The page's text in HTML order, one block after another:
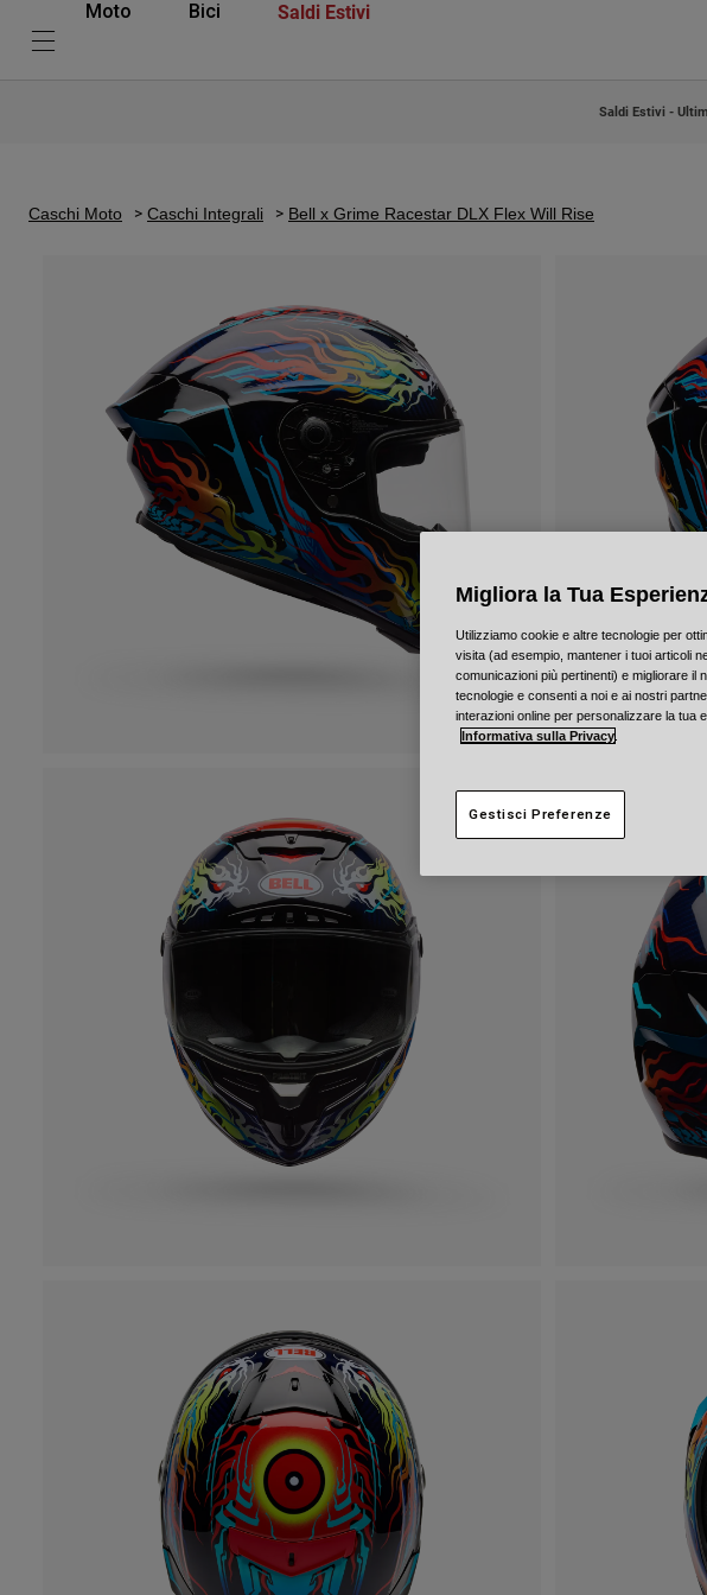
Moto Bici Saldi Estivi
Saldi Estivi -
Caschi Moto Caschi Integrali Bell x Grime Racestar DLX Flex Will Rise
Migliora la Tua
Utilizziamo cookie e altre tecnologie per
visita (ad esempio, mantener i tuoi articoli
comunicazioni più pertinenti) e migliorare
tecnologie e consenti a noi e ai nostri
interazioni online per personalizzare la tua
Informativa sulla Privacy
Gestisci Preferenze